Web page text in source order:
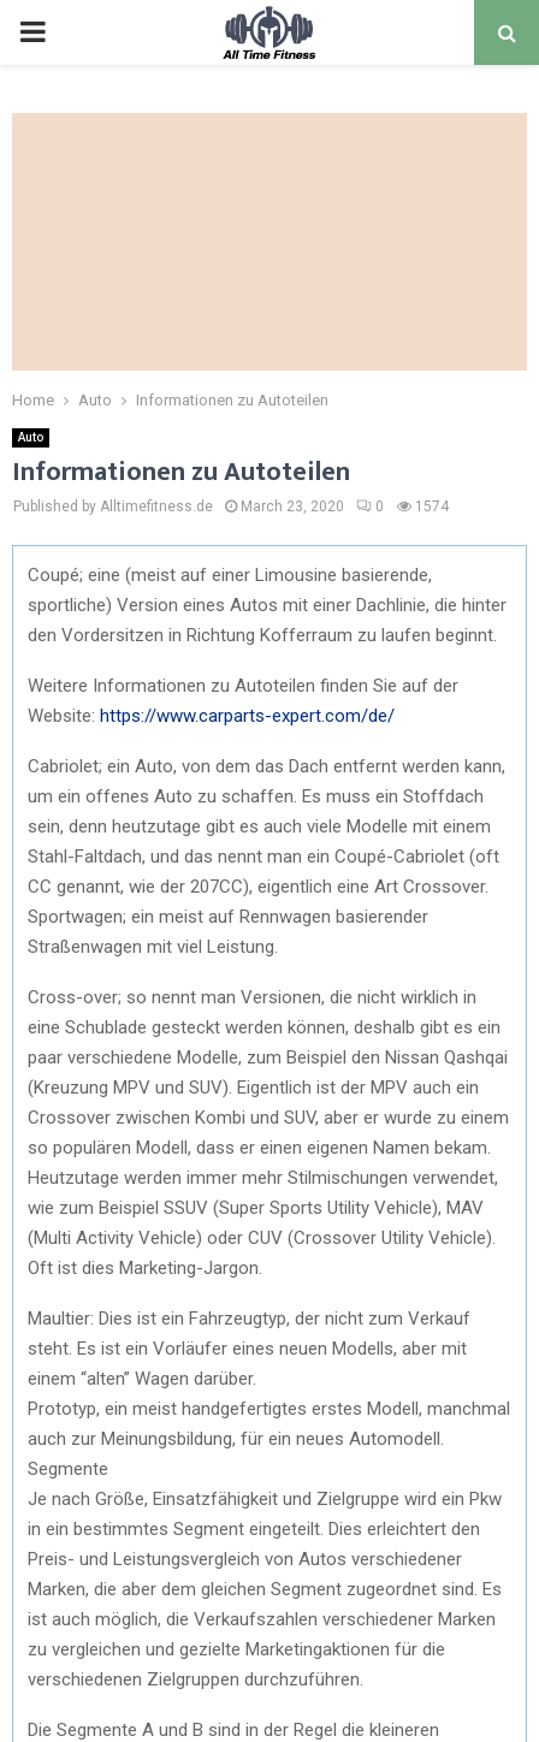
Home Auto Informationen zu Autoteilen
Auto
Informationen zu Autoteilen
Published by Alltimefitness.de March 23, 2020 0 1574
Coupé; eine (meist auf einer Limousine basierende,
sportliche) Version eines Autos mit einer Dachlinie, die hinter
den Vordersitzen in Richtung Kofferraum zu laufen beginnt.
Weitere Informationen zu Autoteilen finden Sie auf der
Website: https://www.carparts-expert.com/de/
Cabriolet; ein Auto, von dem das Dach entfernt werden kann,
um ein offenes Auto zu schaffen. Es muss ein Stoffdach
sein, denn heutzutage gibt es auch viele Modelle mit einem
Stahl-Faltdach, und das nennt man ein Coupé-Cabriolet (oft
CC genannt, wie der 207CC), eigentlich eine Art Crossover.
Sportwagen; ein meist auf Rennwagen basierender
Straßenwagen mit viel Leistung.
Cross-over; so nennt man Versionen, die nicht wirklich in
eine Schublade gesteckt werden können, deshalb gibt es ein
paar verschiedene Modelle, zum Beispiel den Nissan Qashqai
(Kreuzung MPV und SUV). Eigentlich ist der MPV auch ein
Crossover zwischen Kombi und SUV, aber er wurde zu einem
so populären Modell, dass er einen eigenen Namen bekam.
Heutzutage werden immer mehr Stilmischungen verwendet,
wie zum Beispiel SSUV (Super Sports Utility Vehicle), MAV
(Multi Activity Vehicle) oder CUV (Crossover Utility Vehicle).
Oft ist dies Marketing-Jargon.
Maultier: Dies ist ein Fahrzeugtyp, der nicht zum Verkauf
steht. Es ist ein Vorläufer eines neuen Modells, aber mit
einem “alten” Wagen darüber.
Prototyp, ein meist handgefertigtes erstes Modell, manchmal
auch zur Meinungsbildung, für ein neues Automodell.
Segmente
Je nach Größe, Einsatzfähigkeit und Zielgruppe wird ein Pkw
in ein bestimmtes Segment eingeteilt. Dies erleichtert den
Preis- und Leistungsvergleich von Autos verschiedener
Marken, die aber dem gleichen Segment zugeordnet sind. Es
ist auch möglich, die Verkaufszahlen verschiedener Marken
zu vergleichen und gezielte Marketingaktionen für die
verschiedenen Zielgruppen durchzuführen.
Die Segmente A und B sind in der Regel die kleineren